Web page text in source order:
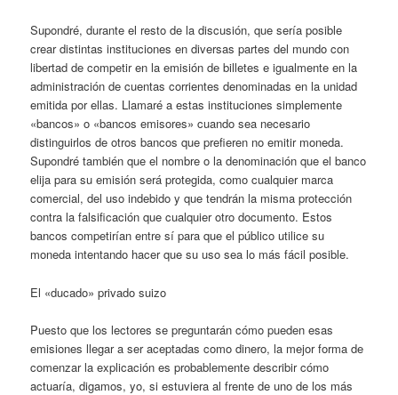
Supondré, durante el resto de la discusión, que sería posible
crear distintas instituciones en diversas partes del mundo con
libertad de competir en la emisión de billetes e igualmente en la
administración de cuentas corrientes denominadas en la unidad
emitida por ellas. Llamaré a estas instituciones simplemente
«bancos» o «bancos emisores» cuando sea necesario
distinguirlos de otros bancos que prefieren no emitir moneda.
Supondré también que el nombre o la denominación que el banco
elija para su emisión será protegida, como cualquier marca
comercial, del uso indebido y que tendrán la misma protección
contra la falsificación que cualquier otro documento. Estos
bancos competirían entre sí para que el público utilice su
moneda intentando hacer que su uso sea lo más fácil posible.
El «ducado» privado suizo
Puesto que los lectores se preguntarán cómo pueden esas
emisiones llegar a ser aceptadas como dinero, la mejor forma de
comenzar la explicación es probablemente describir cómo
actuaría, digamos, yo, si estuviera al frente de uno de los más